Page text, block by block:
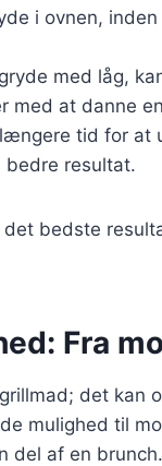
i ovnen,
med låg,
med at danne
tid for at
resultat.
bedste
Fra
det kan
mulighed til
del af en